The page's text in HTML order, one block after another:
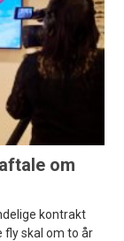
om
kontrakt
fly skal om to år